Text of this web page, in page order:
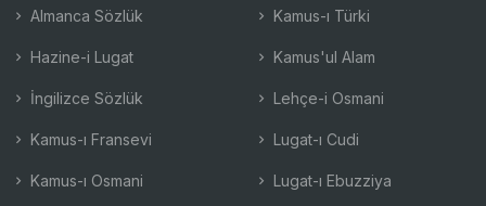
Almanca Sözlük
Hazine-i Lugat
İngilizce Sözlük
Kamus-ı Fransevi
Kamus-ı Osmani
Kamus-ı Türki
Kamus'ul Alam
Lehçe-i Osmani
Lugat-ı Cudi
Lugat-ı Ebuzziya